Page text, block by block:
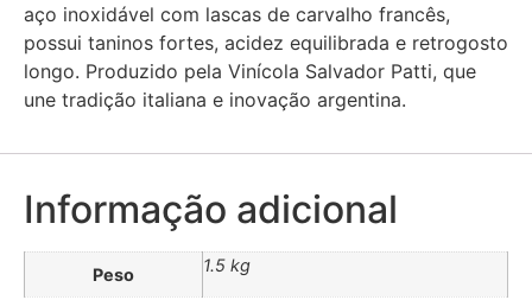
aço inoxidável com lascas de carvalho francês,
possui taninos fortes, acidez equilibrada e retrogosto
longo. Produzido pela Vinícola Salvador Patti, que
une tradição italiana e inovação argentina.
Informação adicional
Peso 1.5 kg